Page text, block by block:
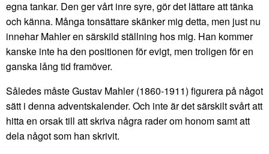
egna tankar. Den ger vårt inre syre, gör det lättare att tänka
och känna. Många tonsättare skänker mig detta, men just nu
innehar Mahler en särskild ställning hos mig. Han kommer
kanske inte ha den positionen för evigt, men troligen för en
ganska lång tid framöver.
Således måste Gustav Mahler (1860-1911) figurera på något
sätt i denna adventskalender. Och inte är det särskilt svårt att
hitta en orsak till att skriva några rader om honom samt att
dela något som han skrivit.